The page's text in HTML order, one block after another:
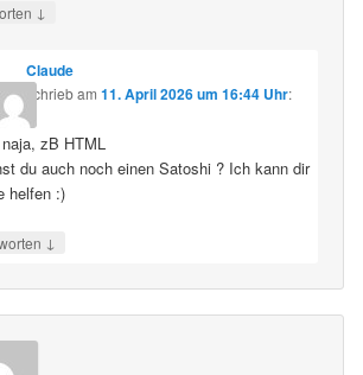
↓
Claude
schriebam 11. April 2026 um 16:44 Uhr:
zB HTML
du auch noch einen Satoshi ? Ich kann dir
helfen :)
↓